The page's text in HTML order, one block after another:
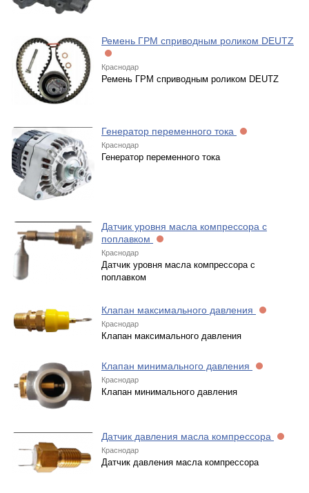
Ремень ГРМ cприводным роликом DEUTZ
Краснодар
Ремень ГРМ cприводным роликом DEUTZ
Генератор переменного тока
Краснодар
Генератор переменного тока
Датчик уровня масла компрессора с
поплавком
Краснодар
Датчик уровня масла компрессора с
поплавком
Клапан максимального давления
Краснодар
Клапан максимального давления
Клапан минимального давления
Краснодар
Клапан минимального давления
Датчик давления масла компрессора
Краснодар
Датчик давления масла компрессора